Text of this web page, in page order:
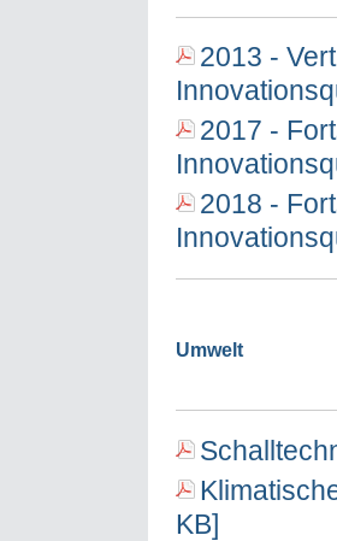
2013 -
2017 -
2018 -
Umwelt
KB]